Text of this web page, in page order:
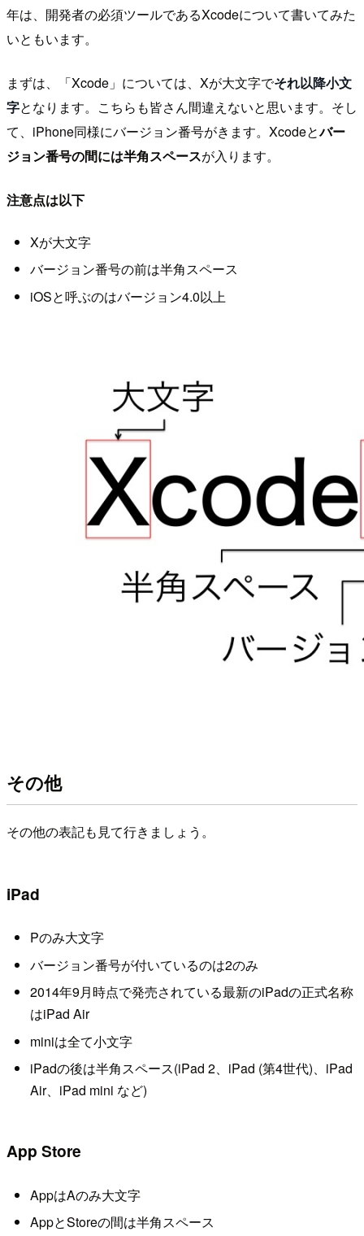
年は、開発者の必須ツールであるXcodeについて書いてみた
いともいます。
まずは、「Xcode」については、Xが大文字でそれ以降小文
字となります。こちらも皆さん間違えないと思います。そし
て、iPhone同様にバージョン番号がきます。Xcodeとバー
ジョン番号の間には半角スペースが入ります。
注意点は以下
Xが大文字
バージョン番号の前は半角スペース
iOSと呼ぶのはバージョン4.0以上
その他
その他の表記も見て行きましょう。
iPad
Pのみ大文字
バージョン番号が付いているのは2のみ
2014年9月時点で発売されている最新のiPadの正式名称
はiPad Air
miniは全て小文字
iPadの後は半角スペース(iPad 2、iPad (第4世代)、iPad
Air、iPad mini など)
App Store
AppはAのみ大文字
AppとStoreの間は半角スペース